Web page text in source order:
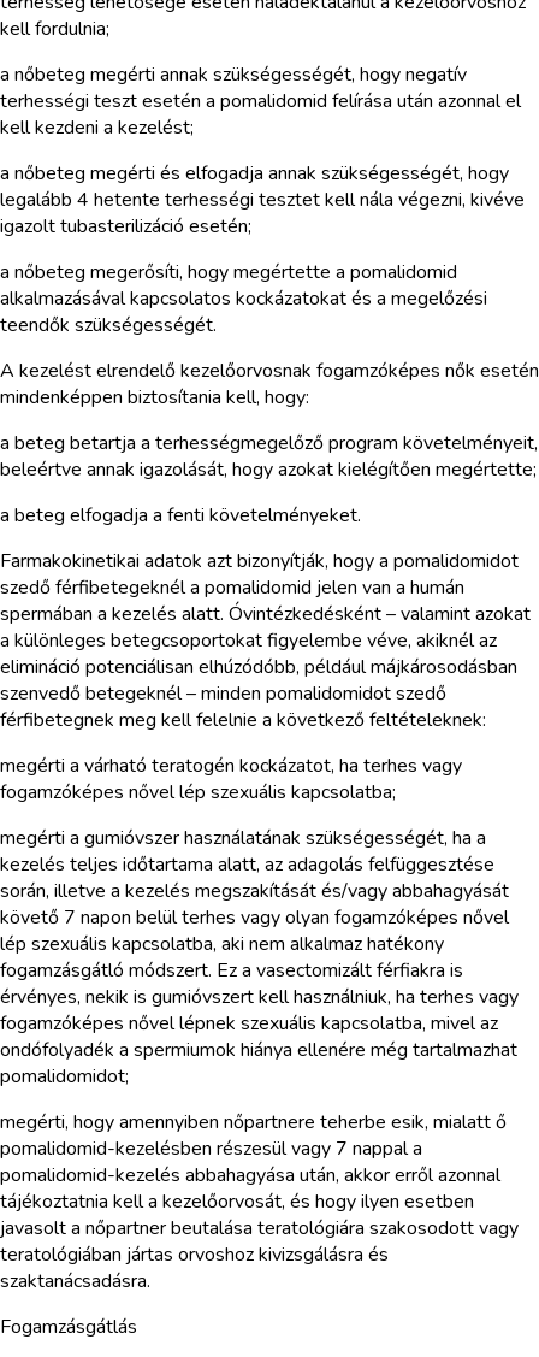
kell fordulnia;
a nőbeteg megérti annak szükségességét, hogy negatív
terhességi teszt esetén a pomalidomid felírása után azonnal el
kell kezdeni a kezelést;
a nőbeteg megérti és elfogadja annak szükségességét, hogy
legalább 4 hetente terhességi tesztet kell nála végezni, kivéve
igazolt tubasterilizáció esetén;
a nőbeteg megerősíti, hogy megértette a pomalidomid
alkalmazásával kapcsolatos kockázatokat és a megelőzési
teendők szükségességét.
A kezelést elrendelő kezelőorvosnak fogamzóképes nők esetén
mindenképpen biztosítania kell, hogy:
a beteg betartja a terhességmegelőző program követelményeit,
beleértve annak igazolását, hogy azokat kielégítően megértette;
a beteg elfogadja a fenti követelményeket.
Farmakokinetikai adatok azt bizonyítják, hogy a pomalidomidot
szedő férfibetegeknél a pomalidomid jelen van a humán
spermában a kezelés alatt. Óvintézkedésként – valamint azokat
a különleges betegcsoportokat figyelembe véve, akiknél az
elimináció potenciálisan elhúzódóbb, például májkárosodásban
szenvedő betegeknél – minden pomalidomidot szedő
férfibetegnek meg kell felelnie a következő feltételeknek:
megérti a várható teratogén kockázatot, ha terhes vagy
fogamzóképes nővel lép szexuális kapcsolatba;
megérti a gumióvszer használatának szükségességét, ha a
kezelés teljes időtartama alatt, az adagolás felfüggesztése
során, illetve a kezelés megszakítását és/vagy abbahagyását
követő 7 napon belül terhes vagy olyan fogamzóképes nővel
lép szexuális kapcsolatba, aki nem alkalmaz hatékony
fogamzásgátló módszert. Ez a vasectomizált férfiakra is
érvényes, nekik is gumióvszert kell használniuk, ha terhes vagy
fogamzóképes nővel lépnek szexuális kapcsolatba, mivel az
ondófolyadék a spermiumok hiánya ellenére még tartalmazhat
pomalidomidot;
megérti, hogy amennyiben nőpartnere teherbe esik, mialatt ő
pomalidomid-kezelésben részesül vagy 7 nappal a
pomalidomid-kezelés abbahagyása után, akkor erről azonnal
tájékoztatnia kell a kezelőorvosát, és hogy ilyen esetben
javasolt a nőpartner beutalása teratológiára szakosodott vagy
teratológiában jártas orvoshoz kivizsgálásra és
szaktanácsadásra.
Fogamzásgátlás